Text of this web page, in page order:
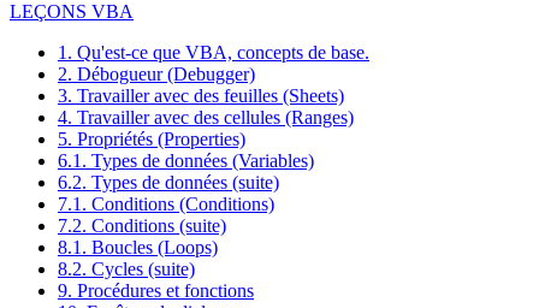
LEÇONS VBA
1. Qu'est-ce que VBA, concepts de base.
2. Débogueur (Debugger)
3. Travailler avec des feuilles (Sheets)
4. Travailler avec des cellules (Ranges)
5. Propriétés (Properties)
6.1. Types de données (Variables)
6.2. Types de données (suite)
7.1. Conditions (Conditions)
7.2. Conditions (suite)
8.1. Boucles (Loops)
8.2. Cycles (suite)
9. Procédures et fonctions